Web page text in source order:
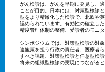
がん検診は、がんを早期に発見し、
ことが目的。日本には、対策型検診
型をより精緻化した検診で、北欧や
認められています。有効性の確立し
精度管理体制の整備、受診者のモニ
シンポジウムでは、対策型検診の対
連施策を担う行政の責任者、医療者
すべき課題、対策型検診と任意型検
将来の組織型検診の実現につながる